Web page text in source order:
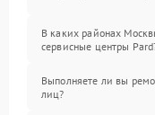
В каких районах
сервисные центры
Выполняете ли вы
лиц?